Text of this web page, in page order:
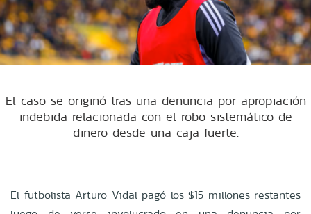
El caso se originó tras una denuncia por apropiación
indebida relacionada con el robo sistemático de
dinero desde una caja fuerte.
El futbolista Arturo Vidal pagó los $15 millones restantes